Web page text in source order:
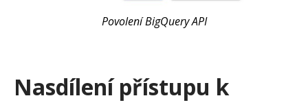
Povolení BigQuery API
Nasdílení přístupu k